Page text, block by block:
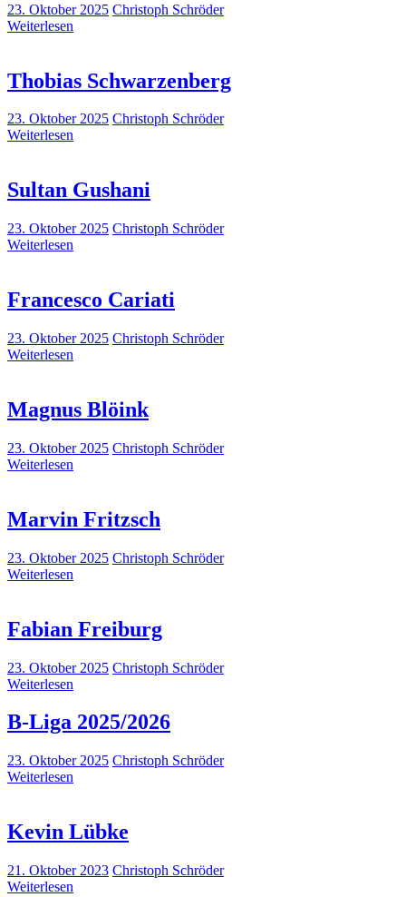
23. Oktober 2025 Christoph Schröder
Weiterlesen
Thobias Schwarzenberg
23. Oktober 2025 Christoph Schröder
Weiterlesen
Sultan Gushani
23. Oktober 2025 Christoph Schröder
Weiterlesen
Francesco Cariati
23. Oktober 2025 Christoph Schröder
Weiterlesen
Magnus Blöink
23. Oktober 2025 Christoph Schröder
Weiterlesen
Marvin Fritzsch
23. Oktober 2025 Christoph Schröder
Weiterlesen
Fabian Freiburg
23. Oktober 2025 Christoph Schröder
Weiterlesen
B-Liga 2025/2026
23. Oktober 2025 Christoph Schröder
Weiterlesen
Kevin Lübke
21. Oktober 2023 Christoph Schröder
Weiterlesen